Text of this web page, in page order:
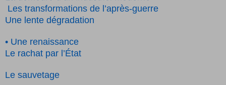
Les transformations de l’après-guerre
Une lente dégradation
• Une renaissance
Le rachat par l’État
Le sauvetage